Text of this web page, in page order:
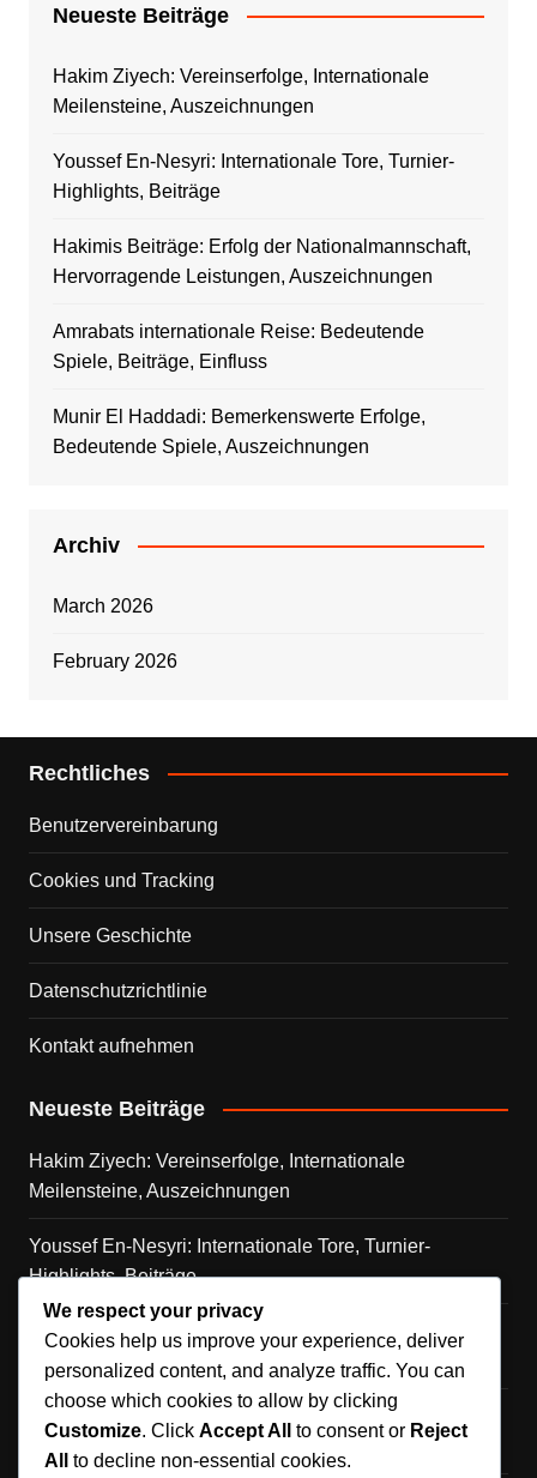
Neueste Beiträge
Hakim Ziyech: Vereinserfolge, Internationale
Meilensteine, Auszeichnungen
Youssef En-Nesyri: Internationale Tore, Turnier-
Highlights, Beiträge
Hakimis Beiträge: Erfolg der Nationalmannschaft,
Hervorragende Leistungen, Auszeichnungen
Amrabats internationale Reise: Bedeutende
Spiele, Beiträge, Einfluss
Munir El Haddadi: Bemerkenswerte Erfolge,
Bedeutende Spiele, Auszeichnungen
Archiv
March 2026
February 2026
Rechtliches
Benutzervereinbarung
Cookies und Tracking
Unsere Geschichte
Datenschutzrichtlinie
Kontakt aufnehmen
Neueste Beiträge
Hakim Ziyech: Vereinserfolge, Internationale
Meilensteine, Auszeichnungen
Youssef En-Nesyri: Internationale Tore, Turnier-
Highlights, Beiträge
Hakimis Beiträge: Erfolg der Nationalmannschaft,
Hervorragende Leistungen, Auszeichnungen
Amrabats internationale Reise: Bedeutende Spiele,
We respect your privacy
Cookies help us improve your experience, deliver
personalized content, and analyze traffic. You can
choose which cookies to allow by clicking
Customize. Click Accept All to consent or Reject
All
to decline non-essential cookies.